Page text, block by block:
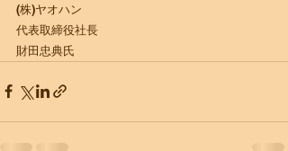
(株)ヤオハン
代表取締役社長
​財田忠典氏